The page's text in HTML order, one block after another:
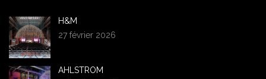
H&M
27 février 2026
AHLSTROM